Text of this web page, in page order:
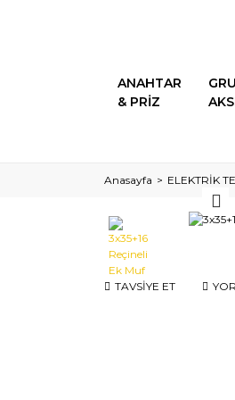
ANAHTAR
& PRİZ
Anasayfa ELEKTRİK
TAVSİYE ET